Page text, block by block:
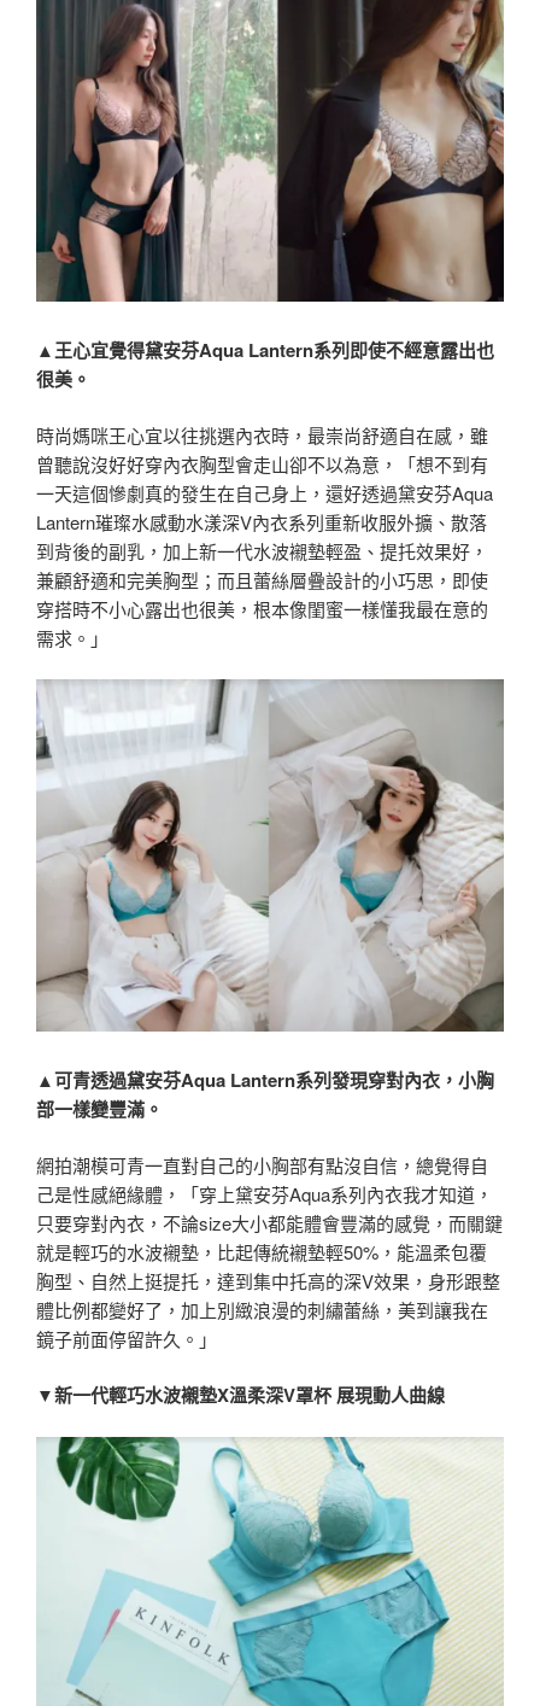
▲王心宜覺得黛安芬Aqua Lantern系列即使不經意露出也
很美。
時尚媽咪王心宜以往挑選內衣時，最崇尚舒適自在感，雖
曾聽說沒好好穿內衣胸型會走山卻不以為意，「想不到有
一天這個慘劇真的發生在自己身上，還好透過黛安芬Aqua
Lantern璀璨水感動水漾深V內衣系列重新收服外擴、散落
到背後的副乳，加上新一代水波襯墊輕盈、提托效果好，
兼顧舒適和完美胸型；而且蕾絲層疊設計的小巧思，即使
穿搭時不小心露出也很美，根本像閨蜜一樣懂我最在意的
需求。」
▲可青透過黛安芬Aqua Lantern系列發現穿對內衣，小胸
部一樣變豐滿。
網拍潮模可青一直對自己的小胸部有點沒自信，總覺得自
己是性感絕緣體，「穿上黛安芬Aqua系列內衣我才知道，
只要穿對內衣，不論size大小都能體會豐滿的感覺，而關鍵
就是輕巧的水波襯墊，比起傳統襯墊輕50%，能溫柔包覆
胸型、自然上挺提托，達到集中托高的深V效果，身形跟整
體比例都變好了，加上別緻浪漫的刺繡蕾絲，美到讓我在
鏡子前面停留許久。」
▼新一代輕巧水波襯墊X溫柔深V罩杯 展現動人曲線